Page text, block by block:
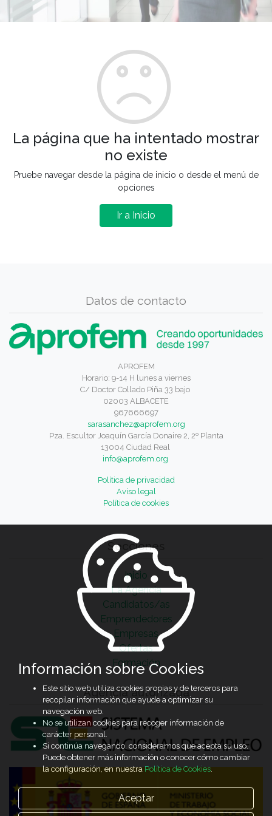
La página que ha intentado mostrar
no existe
Pruebe navegar desde la página de inicio o desde el menú de
opciones
Ir a Inicio
Datos de contacto
APROFEM
Horario: 9-14 H lunes a viernes
C/ Doctor Collado Piña 33 bajo
02003 ALBACETE
967666697
sarasanchez@aprofem.org
Pza. Escultor Joaquín García Donaire 2, 2º Planta
13004 Ciudad Real
info@aprofem.org
Política de privacidad
Aviso legal
Política de cookies
Secciones
Inicio
La Agencia
Candidatos/as
Emprendedores
Empresas
Ofertas
Formación
Agencia autorizada
Información sobre Cookies
Este sitio web utiliza cookies propias y de terceros para
recopilar información que ayude a optimizar su
navegación web.
No se utilizan cookies para recoger información de
carácter personal.
Si continúa navegando, consideramos que acepta su uso.
Puede obtener más información o conocer cómo cambiar
la configuración, en nuestraPolítica de Cookies.
Aceptar